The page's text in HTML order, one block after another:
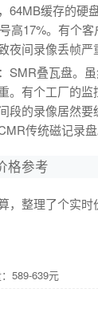
64MB缓存的硬
高17%。有个客
夜间录像丢帧严
SMR叠瓦盘。
。有个工厂的
段的录像居然
传统磁记录盘
格参考
，整理了个实时
589-639元